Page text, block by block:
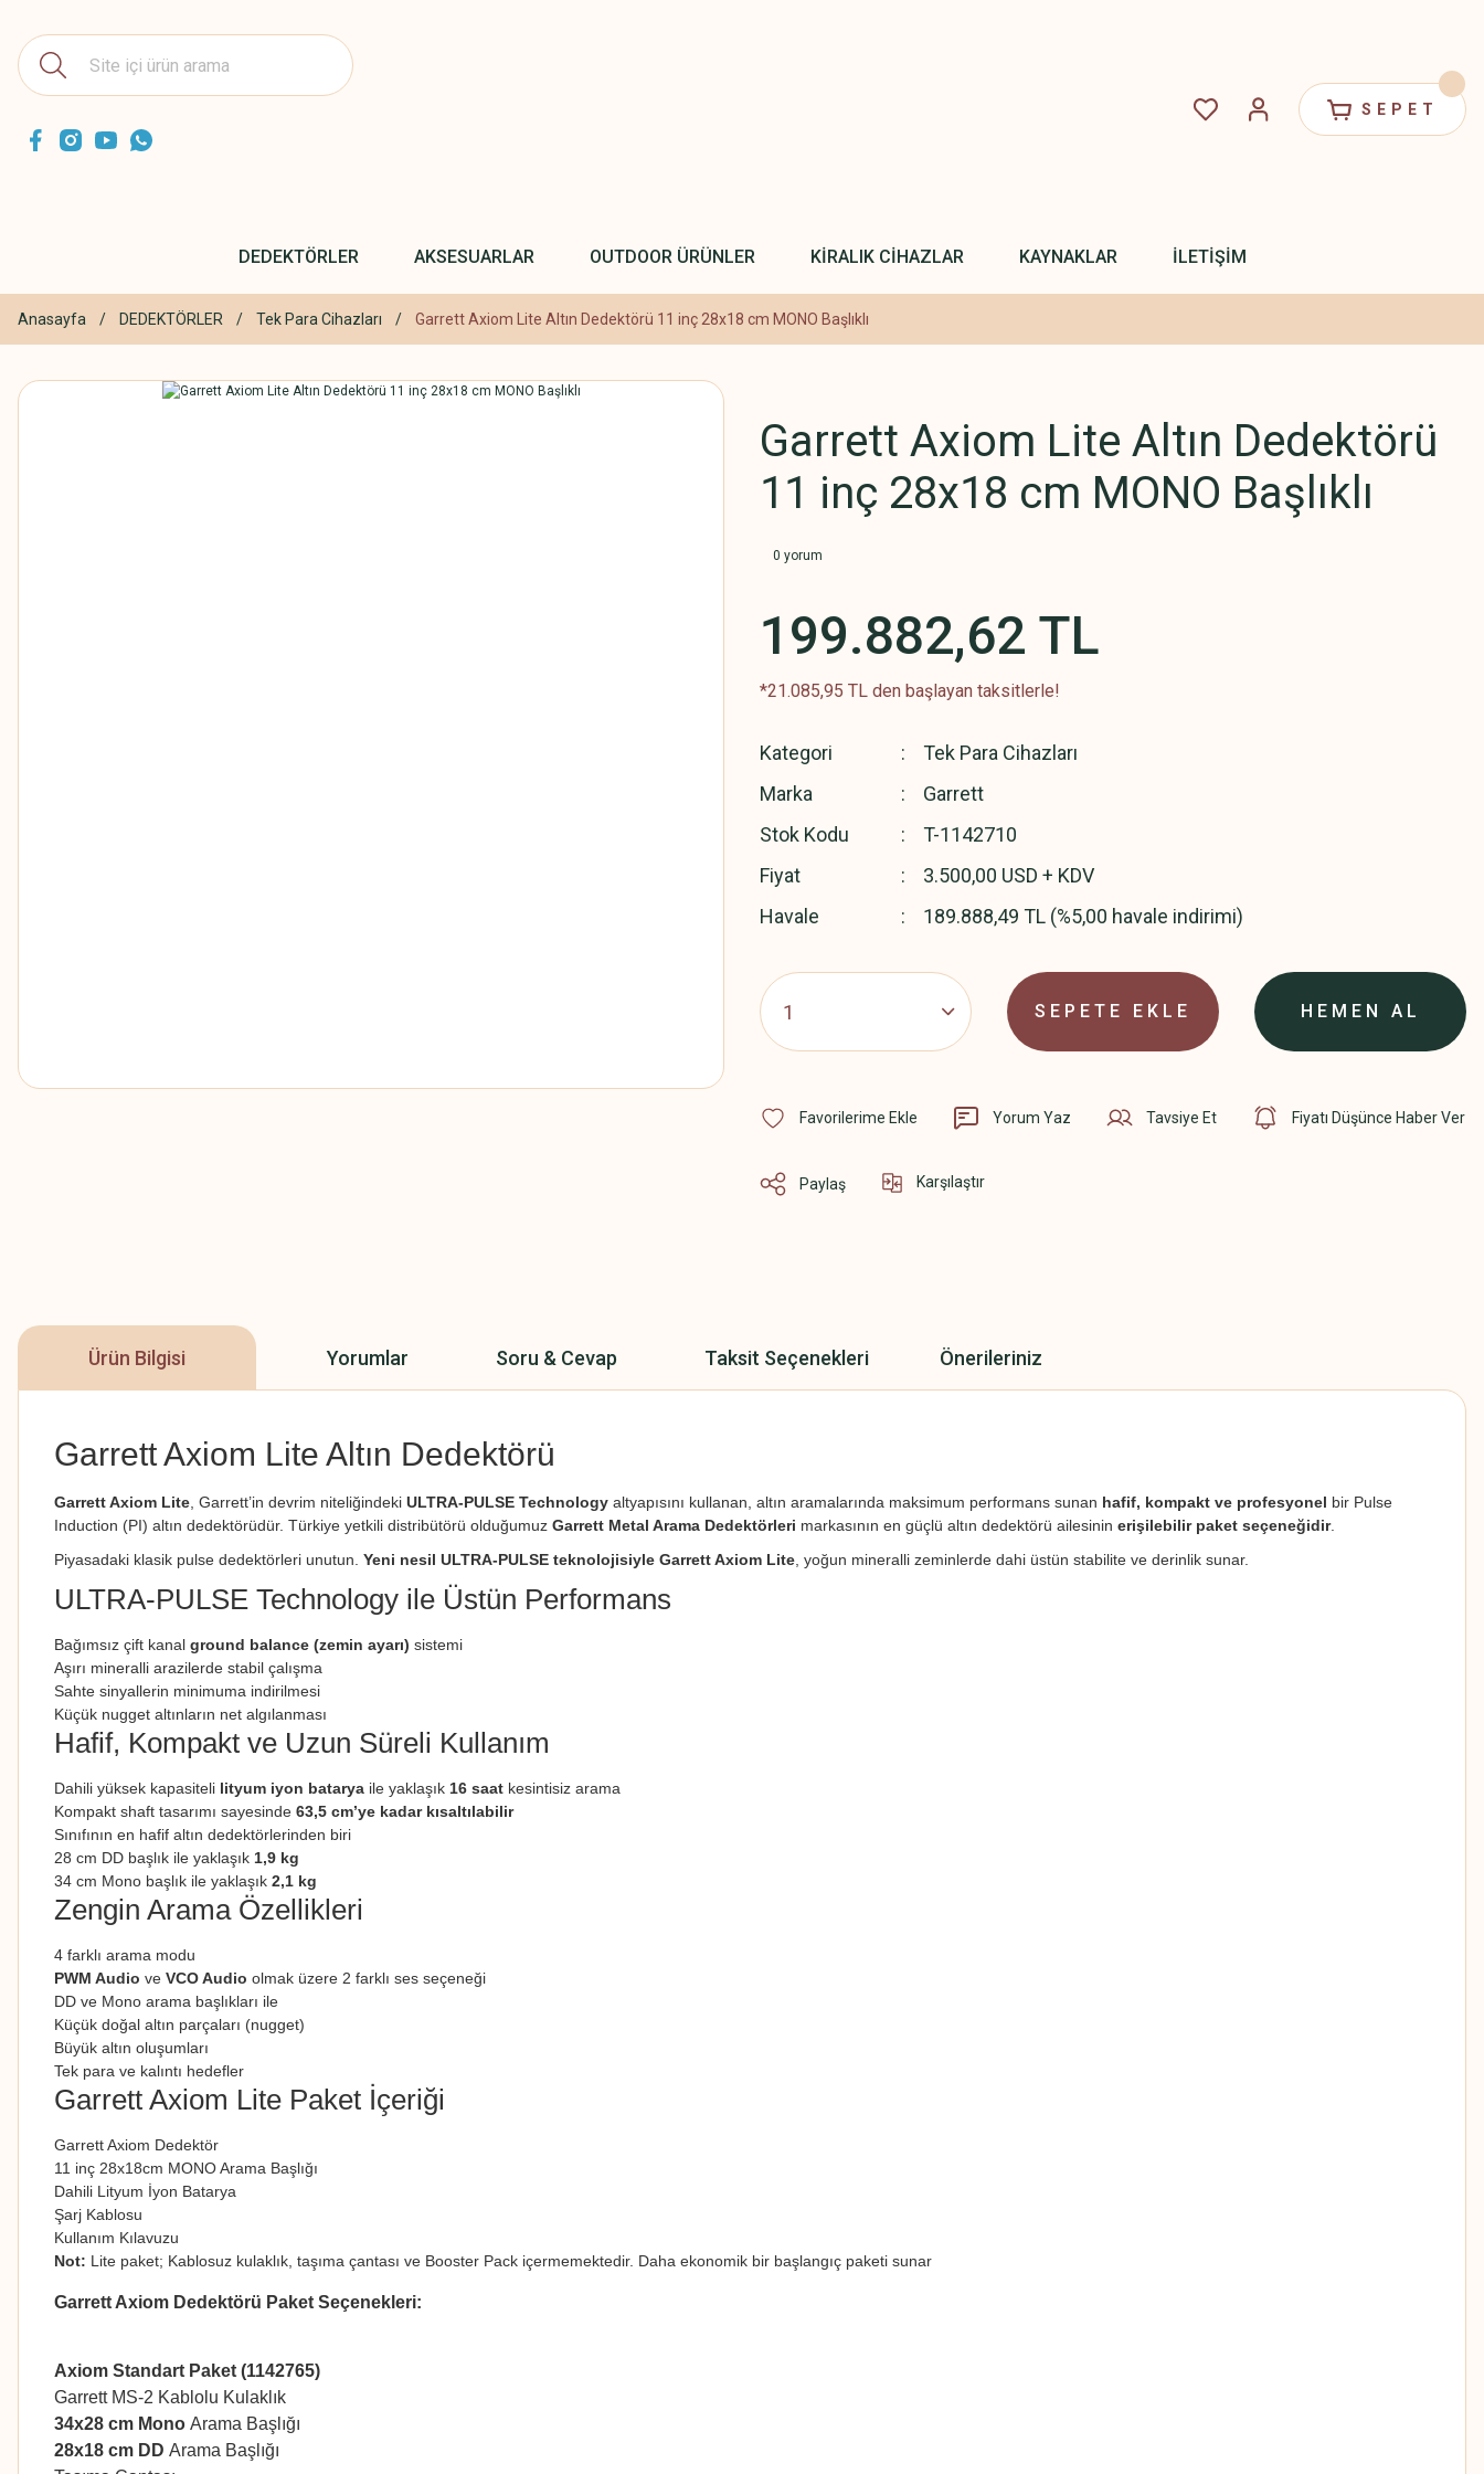
SEPET
DEDEKTÖRLER AKSESUARLAR OUTDOOR ÜRÜNLER KİRALIK CİHAZLAR KAYNAKLAR İLETİŞİM
Anasayfa DEDEKTÖRLER Tek Para Cihazları Garrett Axiom Lite Altın Dedektörü 11 inç 28x18 cm MONO Başlıklı
Garrett Axiom Lite Altın Dedektörü
11 inç 28x18 cm MONO Başlıklı
0 yorum
199.882,62 TL
*21.085,95 TL den başlayan taksitlerle!
Kategori
Tek Para Cihazları
Marka
Garrett
Stok Kodu
T-1142710
Fiyat
3.500,00 USD + KDV
Havale
189.888,49 TL (%5,00 havale indirimi)
SEPETE EKLE HEMEN AL
Yorum Yaz Tavsiye Et Fiyatı Düşünce Haber Ver
Paylaş Karşılaştır
Ürün Bilgisi Yorumlar Soru & Cevap Taksit Seçenekleri Önerileriniz
Garrett Axiom Lite Altın Dedektörü
Garrett Axiom Lite , Garrett’in devrim niteliğindeki ULTRA-PULSE Technology altyapısını kullanan, altın aramalarında maksimum performans sunan hafif, kompakt ve profesyonel bir Pulse
Induction (PI) altın dedektörüdür. Türkiye yetkili distribütörü olduğumuz Garrett Metal Arama Dedektörleri markasının en güçlü altın dedektörü ailesinin erişilebilir paket seçeneğidir.
Piyasadaki klasik pulse dedektörleri unutun. Yeni nesil ULTRA-PULSE teknolojisiyle Garrett Axiom Lite , yoğun mineralli zeminlerde dahi üstün stabilite ve derinlik sunar.
ULTRA-PULSE Technology ile Üstün Performans
Bağımsız çift kanal ground balance (zemin ayarı) sistemi
Aşırı mineralli arazilerde stabil çalışma
Sahte sinyallerin minimuma indirilmesi
Küçük nugget altınların net algılanması
Hafif, Kompakt ve Uzun Süreli Kullanım
Dahili yüksek kapasiteli lityum iyon batarya ile yaklaşık 16 saat kesintisiz arama
Kompakt shaft tasarımı sayesinde 63,5 cm’ye kadar kısaltılabilir
Sınıfının en hafif altın dedektörlerinden biri
28 cm DD başlık ile yaklaşık 1,9 kg
34 cm Mono başlık ile yaklaşık 2,1 kg
Zengin Arama Özellikleri
4 farklı arama modu
PWM Audio ve VCO Audio olmak üzere 2 farklı ses seçeneği
DD ve Mono arama başlıkları ile
Küçük doğal altın parçaları (nugget)
Büyük altın oluşumları
Tek para ve kalıntı hedefler
Garrett Axiom Lite Paket İçeriği
Garrett Axiom Dedektör
11 inç 28x18cm MONO Arama Başlığı
Dahili Lityum İyon Batarya
Şarj Kablosu
Kullanım Kılavuzu
Not: Lite paket; Kablosuz kulaklık, taşıma çantası ve Booster Pack içermemektedir. Daha ekonomik bir başlangıç paketi sunar
Garrett Axiom Dedektörü Paket Seçenekleri:
Axiom Standart Paket (1142765)
Garrett MS-2 Kablolu Kulaklık
34x28 cm Mono Arama Başlığı
28x18 cm DD Arama Başlığı